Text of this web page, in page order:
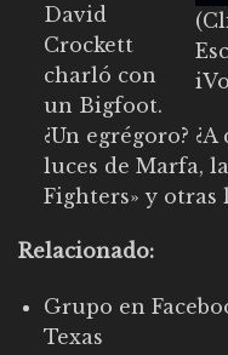
David
Crockett
charló con
un Bigfoot.
¿Un egrégoro?
luces de Marfa,
Fighters» y otras
Relacionado:
Grupo en
Texas